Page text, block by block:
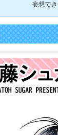
妄想で